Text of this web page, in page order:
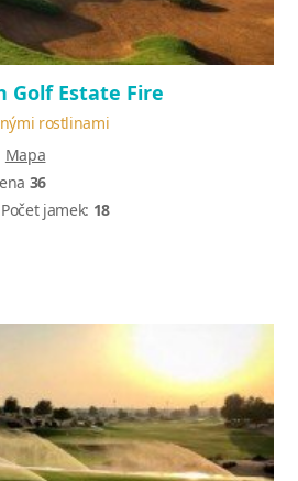
Golf Estate Fire
rostlinami
Mapa
36
jamek: 18